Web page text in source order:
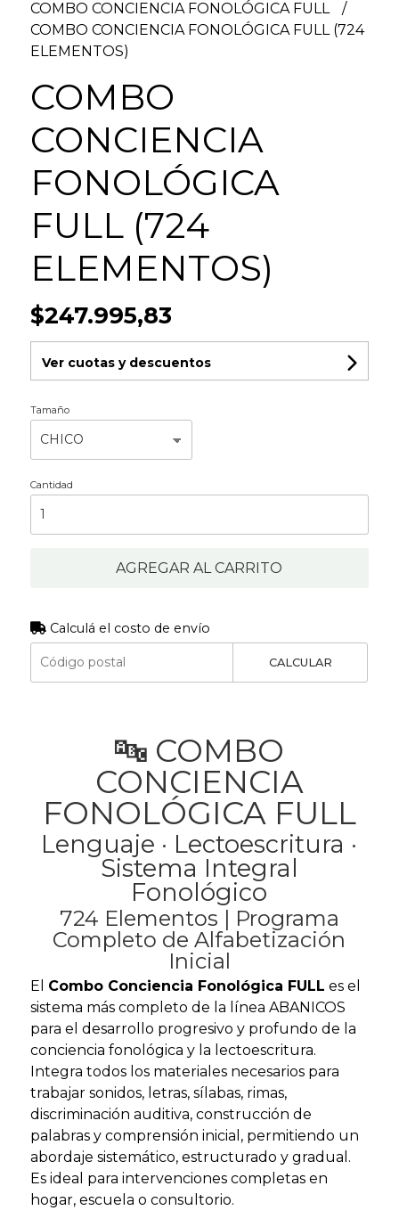
COMBO CONCIENCIA FONOLÓGICA FULL
COMBO CONCIENCIA FONOLÓGICA FULL (724
ELEMENTOS)
COMBO
CONCIENCIA
FONOLÓGICA
FULL (724
ELEMENTOS)
$247.995,83
Ver cuotas y descuentos
Tamaño
Cantidad
AGREGAR AL CARRITO
Calculá el costo de envío
CALCULAR
🔤 COMBO
CONCIENCIA
FONOLÓGICA FULL
Lenguaje · Lectoescritura ·
Sistema Integral
Fonológico
724 Elementos | Programa
Completo de Alfabetización
Inicial
El Combo Conciencia Fonológica FULL es el
sistema más completo de la línea ABANICOS
para el desarrollo progresivo y profundo de la
conciencia fonológica y la lectoescritura.
Integra todos los materiales necesarios para
trabajar sonidos, letras, sílabas, rimas,
discriminación auditiva, construcción de
palabras y comprensión inicial, permitiendo un
abordaje sistemático, estructurado y gradual.
Es ideal para intervenciones completas en
hogar, escuela o consultorio.